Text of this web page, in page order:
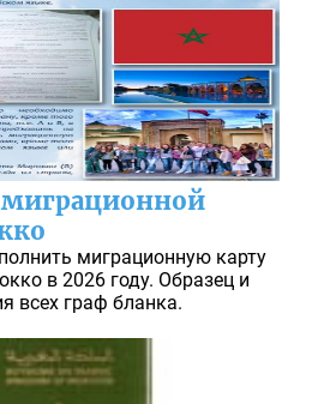
миграционной
миграционную карту
в 2026 году. Образец и
всех граф бланка.